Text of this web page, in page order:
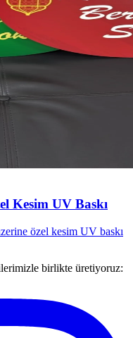
Kesim UV Baskı
özel kesim UV baskı
birlikte üretiyoruz: